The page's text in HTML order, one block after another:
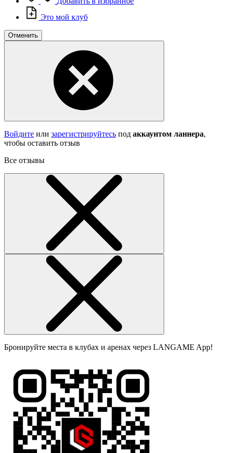
Это мой клуб
Отменить
Войдите или зарегистрируйтесь под аккаунтом ланнера,
чтобы оставить отзыв
Все отзывы
Бронируйте места в клубах и аренах через LANGAME App!